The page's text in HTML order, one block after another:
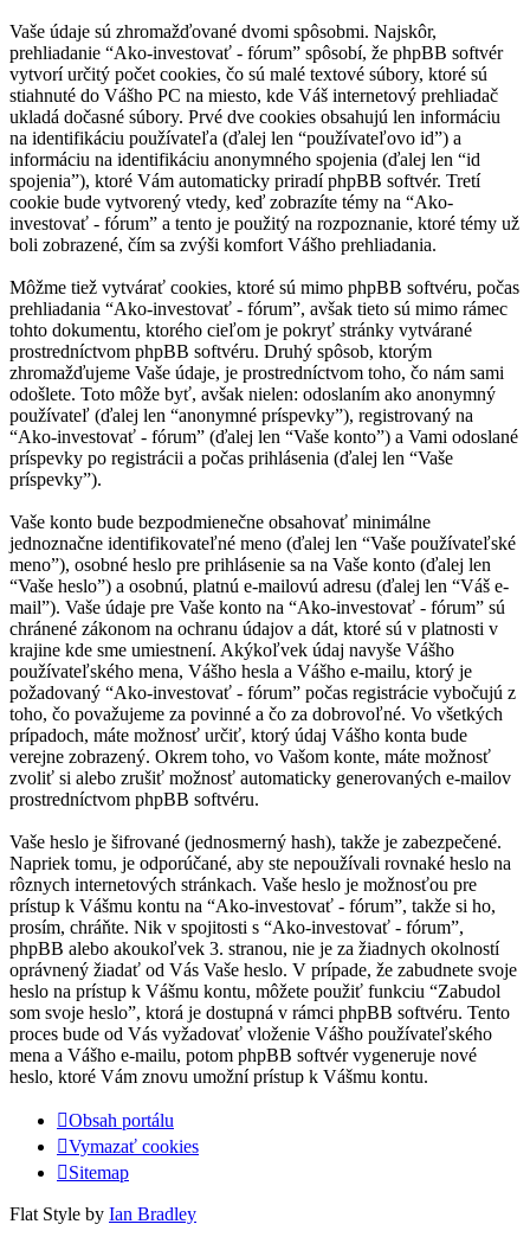
Vaše údaje sú zhromažďované dvomi spôsobmi. Najskôr,
prehliadanie “Ako-investovať - fórum” spôsobí, že phpBB softvér
vytvorí určitý počet cookies, čo sú malé textové súbory, ktoré sú
stiahnuté do Vášho PC na miesto, kde Váš internetový prehliadač
ukladá dočasné súbory. Prvé dve cookies obsahujú len informáciu
na identifikáciu používateľa (ďalej len “používateľovo id”) a
informáciu na identifikáciu anonymného spojenia (ďalej len “id
spojenia”), ktoré Vám automaticky priradí phpBB softvér. Tretí
cookie bude vytvorený vtedy, keď zobrazíte témy na “Ako-
investovať - fórum” a tento je použitý na rozpoznanie, ktoré témy už
boli zobrazené, čím sa zvýši komfort Vášho prehliadania.
Môžme tiež vytvárať cookies, ktoré sú mimo phpBB softvéru, počas
prehliadania “Ako-investovať - fórum”, avšak tieto sú mimo rámec
tohto dokumentu, ktorého cieľom je pokryť stránky vytvárané
prostredníctvom phpBB softvéru. Druhý spôsob, ktorým
zhromažďujeme Vaše údaje, je prostredníctvom toho, čo nám sami
odošlete. Toto môže byť, avšak nielen: odoslaním ako anonymný
používateľ (ďalej len “anonymné príspevky”), registrovaný na
“Ako-investovať - fórum” (ďalej len “Vaše konto”) a Vami odoslané
príspevky po registrácii a počas prihlásenia (ďalej len “Vaše
príspevky”).
Vaše konto bude bezpodmienečne obsahovať minimálne
jednoznačne identifikovateľné meno (ďalej len “Vaše používateľské
meno”), osobné heslo pre prihlásenie sa na Vaše konto (ďalej len
“Vaše heslo”) a osobnú, platnú e-mailovú adresu (ďalej len “Váš e-
mail”). Vaše údaje pre Vaše konto na “Ako-investovať - fórum” sú
chránené zákonom na ochranu údajov a dát, ktoré sú v platnosti v
krajine kde sme umiestnení. Akýkoľvek údaj navyše Vášho
používateľského mena, Vášho hesla a Vášho e-mailu, ktorý je
požadovaný “Ako-investovať - fórum” počas registrácie vybočujú z
toho, čo považujeme za povinné a čo za dobrovoľné. Vo všetkých
prípadoch, máte možnosť určiť, ktorý údaj Vášho konta bude
verejne zobrazený. Okrem toho, vo Vašom konte, máte možnosť
zvoliť si alebo zrušiť možnosť automaticky generovaných e-mailov
prostredníctvom phpBB softvéru.
Vaše heslo je šifrované (jednosmerný hash), takže je zabezpečené.
Napriek tomu, je odporúčané, aby ste nepoužívali rovnaké heslo na
rôznych internetových stránkach. Vaše heslo je možnosťou pre
prístup k Vášmu kontu na “Ako-investovať - fórum”, takže si ho,
prosím, chráňte. Nik v spojitosti s “Ako-investovať - fórum”,
phpBB alebo akoukoľvek 3. stranou, nie je za žiadnych okolností
oprávnený žiadať od Vás Vaše heslo. V prípade, že zabudnete svoje
heslo na prístup k Vášmu kontu, môžete použiť funkciu “Zabudol
som svoje heslo”, ktorá je dostupná v rámci phpBB softvéru. Tento
proces bude od Vás vyžadovať vloženie Vášho používateľského
mena a Vášho e-mailu, potom phpBB softvér vygeneruje nové
heslo, ktoré Vám znovu umožní prístup k Vášmu kontu.
Obsah portálu
Vymazať cookies
Sitemap
Flat Style by Ian Bradley